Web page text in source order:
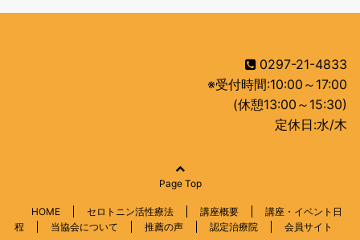
0297-21-4833
※受付時間:10:00～17:00
(休憩13:00～15:30)
定休日:水/木
Page Top
HOME セロトニン活性療法 講座概要
講座・イベント日
程
当協会について 推薦の声 認定治療院 会員サイト